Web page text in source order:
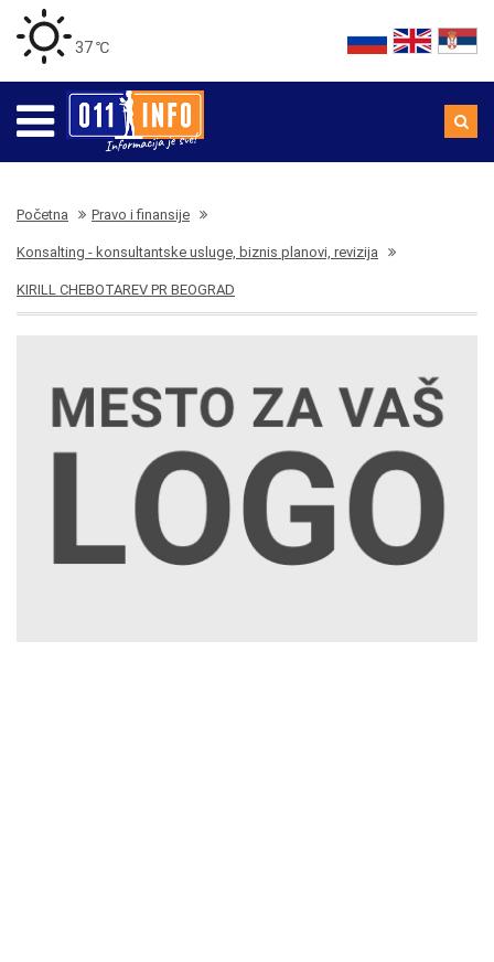
37 ℃
Početna Pravo i finansije
Konsalting - konsultantske usluge, biznis planovi, revizija
KIRILL CHEBOTAREV PR BEOGRAD